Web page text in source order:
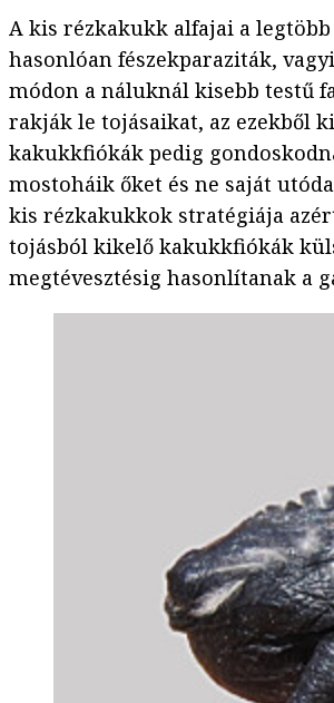
A kis rézkakukk alfajai a
hasonlóan fészekparaziták,
módon a náluknál kisebb testű
rakják le tojásaikat, az ezekből
kakukkfiókák pedig
mostoháik őket és ne saját
kis rézkakukkok stratégiája
tojásból kikelő kakukkfiókák
megtévesztésig hasonlítanak a